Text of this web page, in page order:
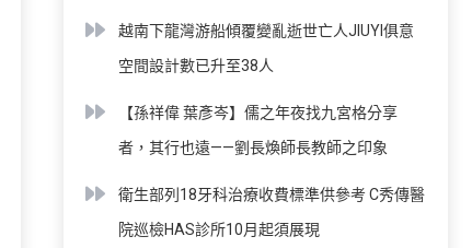
越南下龍灣游船傾覆變亂逝世亡人JIUYI俱意
空間設計數已升至38人
【孫祥偉 葉彥岑】儒之年夜找九宮格分享
者，其行也遠——劉長煥師長教師之印象
衛生部列18牙科治療收費標準供參考 C秀傳醫
院巡檢HAS診所10月起須展現